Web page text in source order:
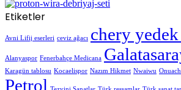
Etiketler
Avni Lifij eserleri ceviz ağacı chery
Alanyaspor Fenerbahçe Medicana
Karagün tablosu Kocaelispor Nazım Hikmet Nwaiwu
Petrol